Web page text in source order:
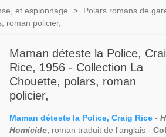
et espionnage >
Polars romans de
roman policier,
Maman déteste la Police,
Rice, 1956 - Collection La
Chouette, polars, roman
policier,
Maman déteste la Police, Craig Rice-
Homicide, roman traduit de l'anglais -